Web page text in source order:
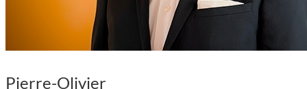
Pierre-Olivier